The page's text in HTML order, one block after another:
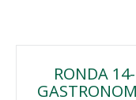
Navegación
RONDA 14-